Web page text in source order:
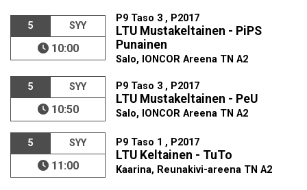
5 SYY
10:00
P9 Taso 3 , P2017
LTU Mustakeltainen - PiPS
Punainen
Salo, IONCOR Areena TN A2
5 SYY
10:50
P9 Taso 3 , P2017
LTU Mustakeltainen - PeU
Salo, IONCOR Areena TN A2
5 SYY
11:00
P9 Taso 1 , P2017
LTU Keltainen - TuTo
Kaarina, Reunakivi-areena TN A2